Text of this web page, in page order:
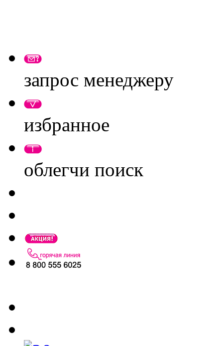
запрос менеджеру
избранное
облегчи поиск